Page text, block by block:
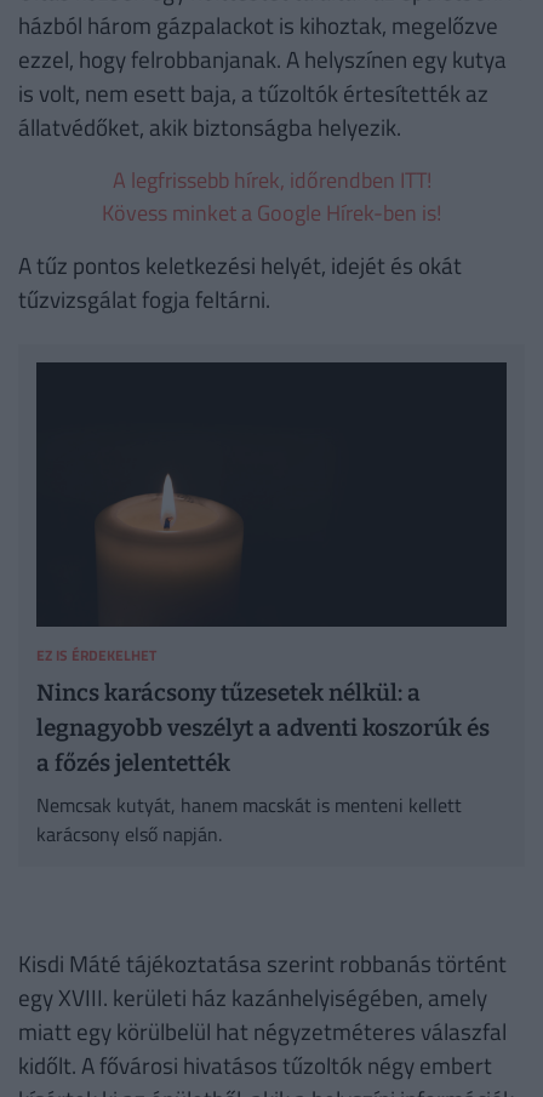
házból három gázpalackot is kihoztak, megelőzve
ezzel, hogy felrobbanjanak. A helyszínen egy kutya
is volt, nem esett baja, a tűzoltók értesítették az
állatvédőket, akik biztonságba helyezik.
A legfrissebb hírek, időrendben ITT!
Kövess minket a Google Hírek-ben is!
A tűz pontos keletkezési helyét, idejét és okát
tűzvizsgálat fogja feltárni.
EZ IS ÉRDEKELHET
Nincs karácsony tűzesetek nélkül: a
legnagyobb veszélyt a adventi koszorúk és
a főzés jelentették
Nemcsak kutyát, hanem macskát is menteni kellett
karácsony első napján.
Kisdi Máté tájékoztatása szerint robbanás történt
egy XVIII. kerületi ház kazánhelyiségében, amely
miatt egy körülbelül hat négyzetméteres válaszfal
kidőlt. A fővárosi hivatásos tűzoltók négy embert